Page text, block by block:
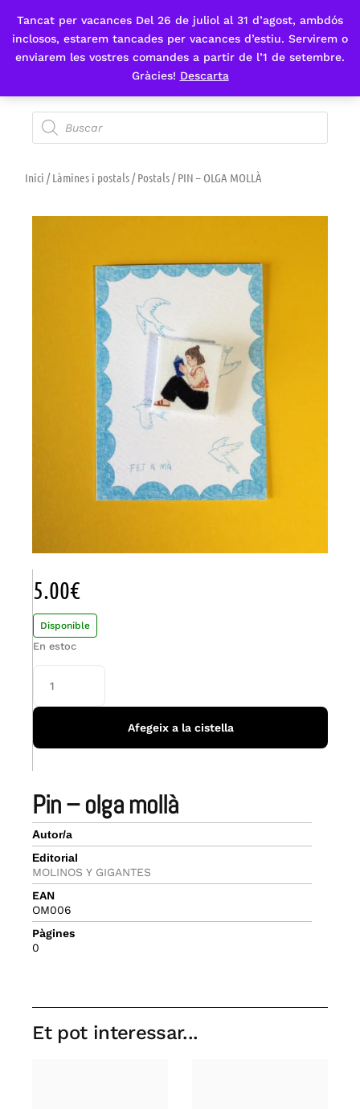
Tancat per vacances Del 26 de juliol al 31 d’agost, ambdós
inclosos, estarem tancades per vacances d’estiu. Servirem o
enviarem les vostres comandes a partir de l’1 de setembre.
Gràcies! Descarta
Fes-te'n sòcia
Inici /Làmines i postals/Postals/ PIN – OLGA MOLLÀ
pin – olga mollà
Autor/a
Editorial
MOLINOS Y GIGANTES
EAN
OM006
Pàgines
0
5.00€
Disponible
En estoc
Afegeix a la cistella
Et pot interessar...